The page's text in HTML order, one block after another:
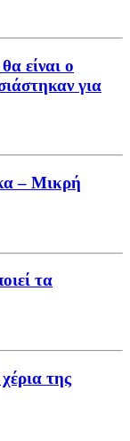
είναι ο
για
– Μικρή
τα
της